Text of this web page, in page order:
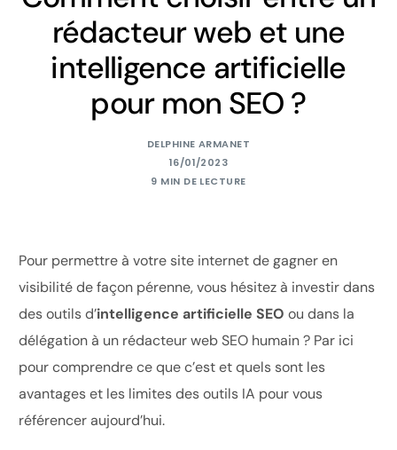
rédacteur web et une
intelligence artificielle
pour mon SEO ?
DELPHINE ARMANET
16/01/2023
9 MIN DE LECTURE
Pour permettre à votre site internet de gagner en
visibilité de façon pérenne, vous hésitez à investir dans
des outils d’intelligence artificielle SEO ou dans la
délégation à un rédacteur web SEO humain ? Par ici
pour comprendre ce que c’est et quels sont les
avantages et les limites des outils IA pour vous
référencer aujourd’hui.